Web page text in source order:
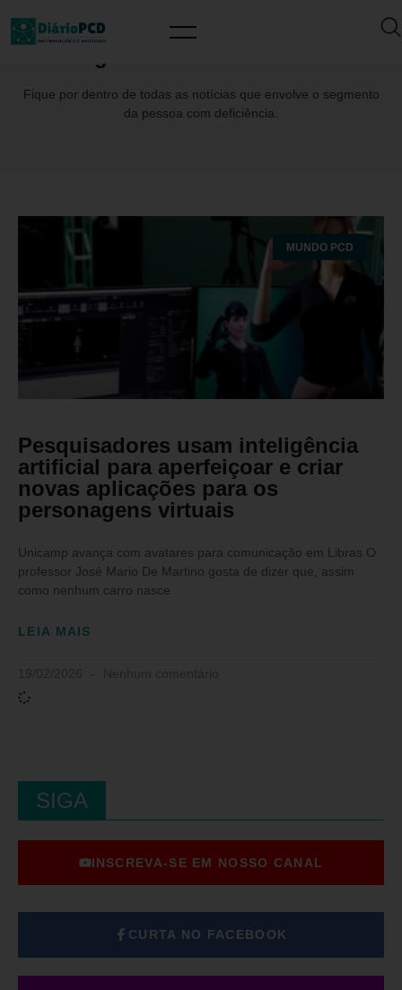
Fique por dentro de todas as notícias que envolve o segmento
da pessoa com deficiência.
MUNDO PCD
Pesquisadores usam inteligência
artificial para aperfeiçoar e criar
novas aplicações para os
personagens virtuais
Unicamp avança com avatares para comunicação em Libras O
professor José Mario De Martino gosta de dizer que, assim
como nenhum carro nasce
LEIA MAIS
SIGA
INSCREVA-SE EM NOSSO CANAL
CURTA NO FACEBOOK